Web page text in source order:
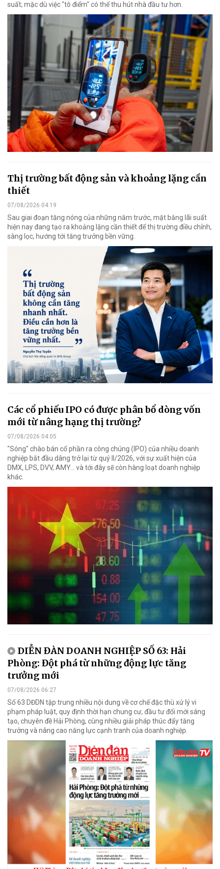
suất; mặc dù việc "tô điểm" có thể thu hút nhà đầu tư hơn.
Thị trường bất động sản và khoảng lặng cần
thiết
07/08/2026 04:19
Sau giai đoạn tăng nóng của những năm trước, mặt bằng lãi suất
hiện nay đang tạo ra khoảng lặng cần thiết để thị trường điều chỉnh,
sàng lọc, hướng tới tăng trưởng bền vững.
Các cổ phiếu IPO có được phân bổ dòng vốn
mới từ nâng hạng thị trường?
07/08/2026 04:05
"Sóng" chào bán cổ phần ra công chúng (IPO) của nhiều doanh
nghiệp bắt đầu dâng trở lại từ quý II/2026, với sự xuất hiện của
DMX, LPS, DVV, AMY... và tới đây sẽ còn hàng loạt doanh nghiệp
khác.
DIỄN ĐÀN DOANH NGHIỆP SỐ 63: Hải
Phòng: Đột phá từ những động lực tăng
trưởng mới
07/08/2026 06:27
Số 63 DĐDN tập trung nhiều nội dung về cơ chế đặc thù xử lý vi
phạm pháp luật, quy định thời hạn chung cư, đầu tư đổi mới sáng
tạo, chuyên đề Hải Phòng, cùng nhiều giải pháp thúc đẩy tăng
trưởng và nâng cao năng lực cạnh tranh của doanh nghiệp.